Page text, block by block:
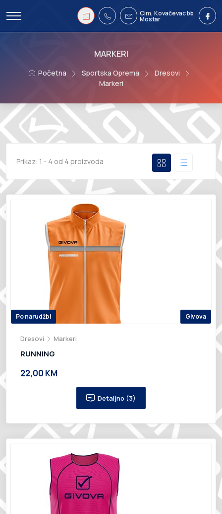
Cim, Kovačevac bb
Mostar
MARKERI
Početna Sportska Oprema
Dresovi
Markeri
Prikaz: 1 - 4 od 4 proizvoda
Po narudžbi Givova
Dresovi Markeri
RUNNING
22,00 KM
Detaljno (3)